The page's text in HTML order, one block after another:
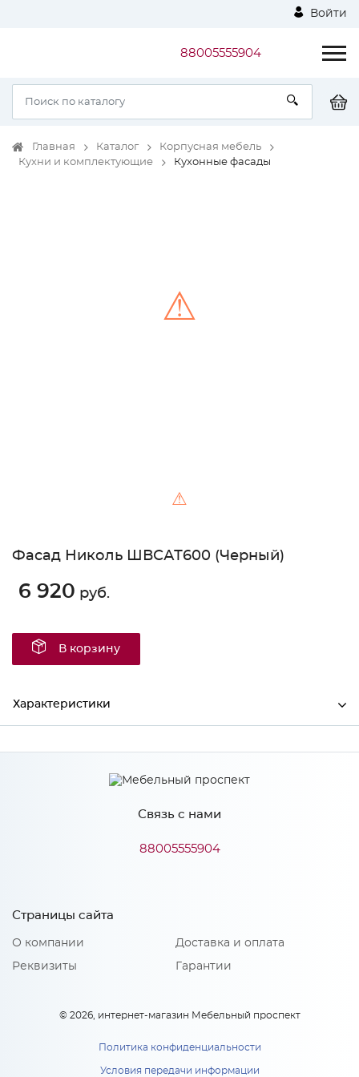
Войти
88005555904
Главная Каталог
Корпусная мебель
Кухни и комплектующие
Кухонные фасады
⚠
⚠
Фасад Николь ШВСАТ600 (Черный)
6 920 руб.
В корзину
Характеристики
Производитель МиФ
Количество упаковок: 2
Связь с нами
88005555904
Страницы сайта
О компании
Реквизиты
Доставка и оплата
Гарантии
© 2026, интернет-магазин Мебельный проспект
Политика конфиденциальности
Условия передачи информации